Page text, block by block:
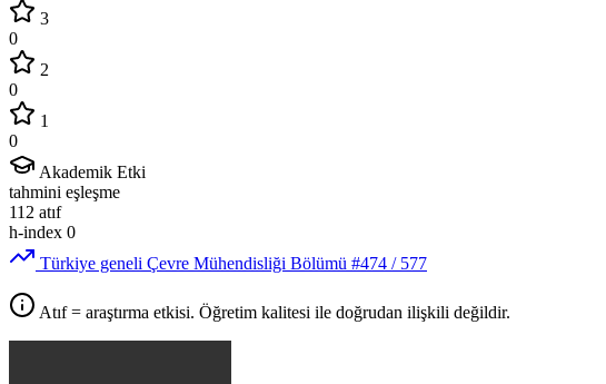
3
0
2
0
1
0
Akademik Etki
tahmini eşleşme
112 atıf
h-index 0
Türkiye geneli Çevre Mühendisliği Bölümü #474 / 577
Atıf = araştırma etkisi. Öğretim kalitesi ile doğrudan ilişkili değildir.